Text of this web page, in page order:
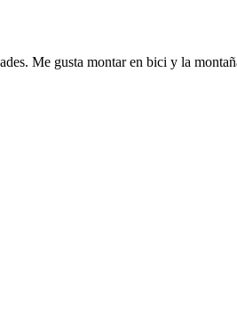
Me gusta montar en bici y la